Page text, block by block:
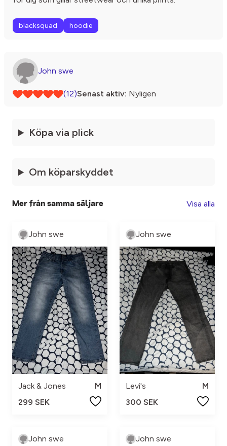
blacksquad hoodie
John swe
(12)Senast aktiv: Nyligen
Köpa via plick
Om köparskyddet
Mer från samma säljare Visa alla
John swe
Jack & Jones
M
299 SEK
John swe
Levi's
M
300 SEK
John swe John swe